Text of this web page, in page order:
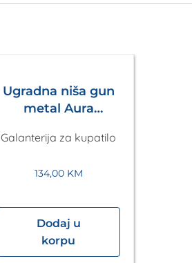
Ugradna niša gun
metal Aura
Galanterija za kupatilo
134,00 KM
Dodaj u
korpu